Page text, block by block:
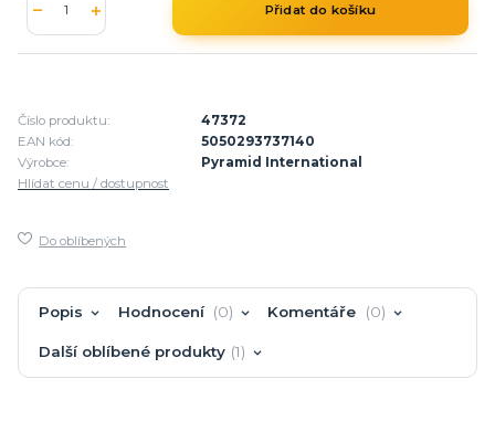
Přidat do košíku
Číslo produktu:
47372
EAN kód:
5050293737140
Výrobce:
Pyramid International
Hlídat cenu / dostupnost
Do oblíbených
Popis Hodnocení 0 Komentáře 0
Další oblíbené produkty 1